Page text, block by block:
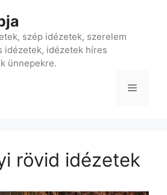
szép idézetek, szerelem
idézetek, idézetek híres
ünnepekre.
Menü
rövid idézetek